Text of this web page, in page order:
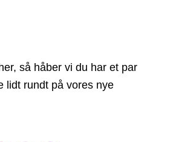
så håber vi du har et par
lidt rundt på vores nye